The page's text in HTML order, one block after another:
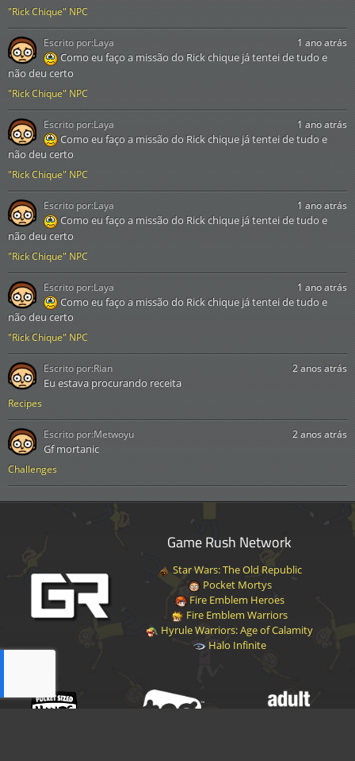
"Rick Chique" NPC
"Rick Chique" NPC
1 ano atrás
Como eu faço a missão do Rick chique já tentei de tudo e
não deu certo
Escrito por:Laya
"Rick Chique" NPC
1 ano atrás
Como eu faço a missão do Rick chique já tentei de tudo e
não deu certo
Escrito por:Laya
"Rick Chique" NPC
1 ano atrás
Como eu faço a missão do Rick chique já tentei de tudo e
não deu certo
Escrito por:Laya
"Rick Chique" NPC
1 ano atrás
Como eu faço a missão do Rick chique já tentei de tudo e
não deu certo
Escrito por:Laya
Recipes
2 anos atrás
Eu estava procurando receita
Escrito por:Rian
Challenges
2 anos atrás
Gf mortanic
Escrito por:Metwoyu
Game Rush Network
Star Wars: The Old Republic
Pocket Mortys
Fire Emblem Heroes
Fire Emblem Warriors
Hyrule Warriors: Age of Calamity
Halo Infinite